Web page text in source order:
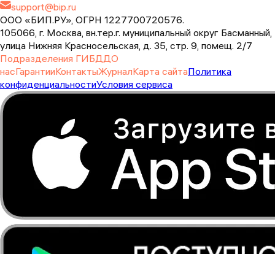
support@bip.ru
ООО «БИП.РУ», ОГРН 1227700720576.
105066, г. Москва, вн.тер.г. муниципальный округ Басманный,
улица Нижняя Красносельская, д. 35, стр. 9, помещ. 2/7
Подразделения ГИБДДО
насГарантииКонтактыЖурналКарта сайтаПолитика
конфиденциальностиУсловия сервиса